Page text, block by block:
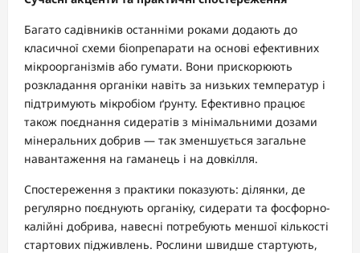
Багато садівників останніми роками додають до
класичної схеми біопрепарати на основі ефективних
мікроорганізмів або гумати. Вони прискорюють
розкладання органіки навіть за низьких температур і
підтримують мікробіом ґрунту. Ефективно працює
також поєднання сидератів з мінімальними дозами
мінеральних добрив — так зменшується загальне
навантаження на гаманець і на довкілля.
Спостереження з практики показують: ділянки, де
регулярно поєднують органіку, сидерати та фосфорно-
калійні добрива, навесні потребують меншої кількості
стартових підживлень. Рослини швидше стартують,